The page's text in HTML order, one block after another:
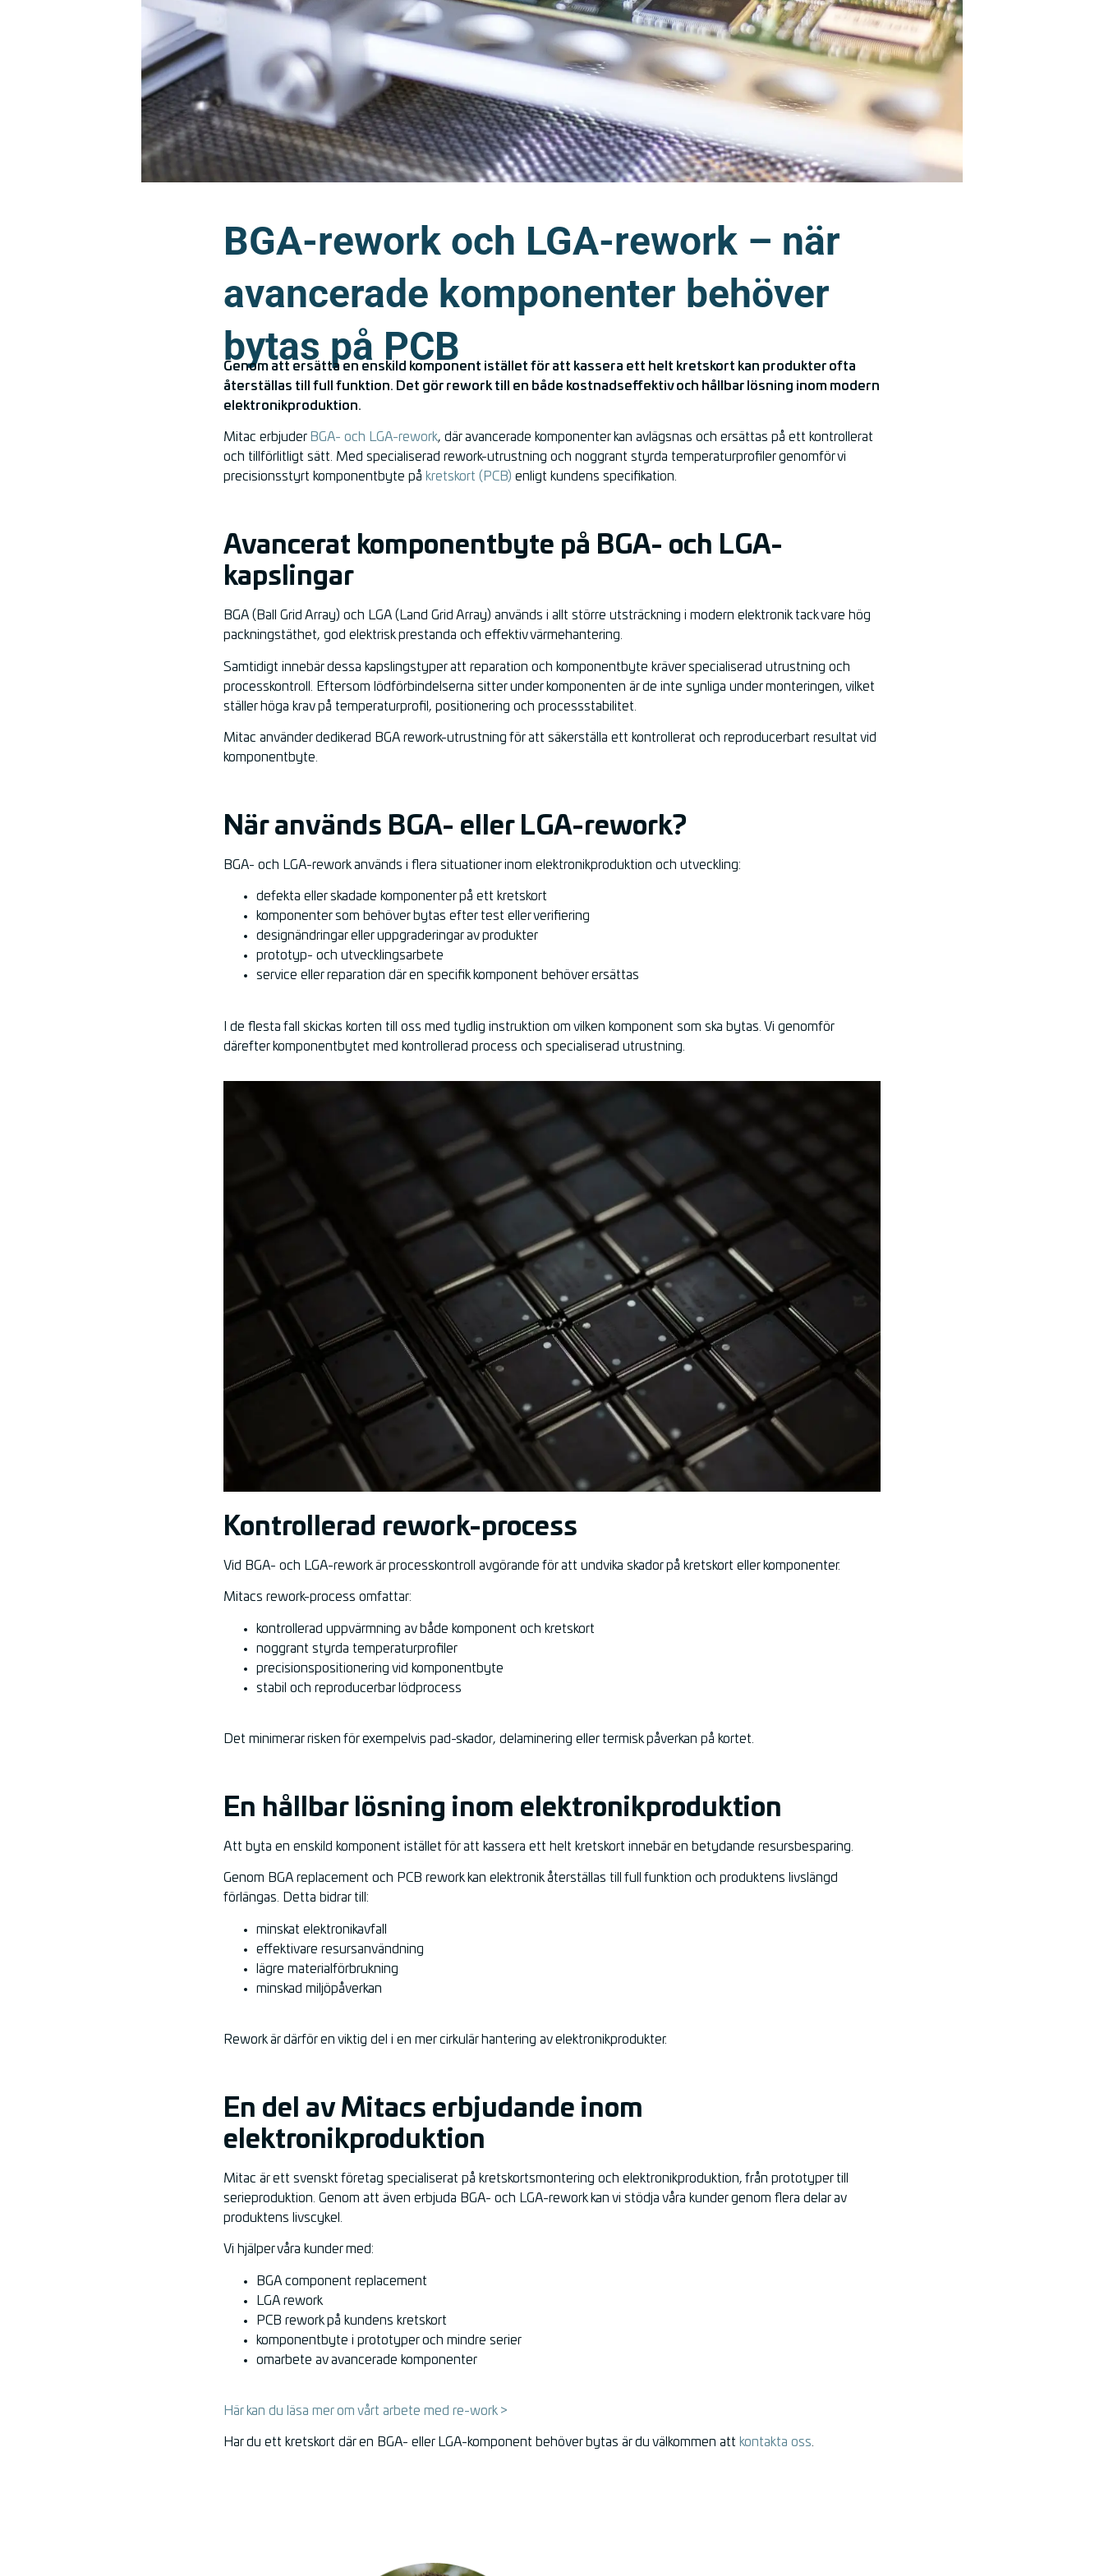
BGA-rework och LGA-rework – när
avancerade komponenter behöver
bytas på PCB
Genom att ersätta en enskild komponent istället för att kassera ett helt kretskort kan produkter ofta
återställas till full funktion. Det gör rework till en både kostnadseffektiv och hållbar lösning inom modern
elektronikproduktion.
Mitac erbjuder BGA- och LGA-rework, där avancerade komponenter kan avlägsnas och ersättas på ett kontrollerat
och tillförlitligt sätt. Med specialiserad rework-utrustning och noggrant styrda temperaturprofiler genomför vi
precisionsstyrt komponentbyte på kretskort (PCB) enligt kundens specifikation.
Avancerat komponentbyte på BGA- och LGA-
kapslingar
BGA (Ball Grid Array) och LGA (Land Grid Array) används i allt större utsträckning i modern elektronik tack vare hög
packningstäthet, god elektrisk prestanda och effektiv värmehantering.
Samtidigt innebär dessa kapslingstyper att reparation och komponentbyte kräver specialiserad utrustning och
processkontroll. Eftersom lödförbindelserna sitter under komponenten är de inte synliga under monteringen, vilket
ställer höga krav på temperaturprofil, positionering och processstabilitet.
Mitac använder dedikerad BGA rework-utrustning för att säkerställa ett kontrollerat och reproducerbart resultat vid
komponentbyte.
När används BGA- eller LGA-rework?
BGA- och LGA-rework används i flera situationer inom elektronikproduktion och utveckling:
defekta eller skadade komponenter på ett kretskort
komponenter som behöver bytas efter test eller verifiering
designändringar eller uppgraderingar av produkter
prototyp- och utvecklingsarbete
service eller reparation där en specifik komponent behöver ersättas
I de flesta fall skickas korten till oss med tydlig instruktion om vilken komponent som ska bytas. Vi genomför
därefter komponentbytet med kontrollerad process och specialiserad utrustning.
Kontrollerad rework-process
Vid BGA- och LGA-rework är processkontroll avgörande för att undvika skador på kretskort eller komponenter.
Mitacs rework-process omfattar:
kontrollerad uppvärmning av både komponent och kretskort
noggrant styrda temperaturprofiler
precisionspositionering vid komponentbyte
stabil och reproducerbar lödprocess
Det minimerar risken för exempelvis pad-skador, delaminering eller termisk påverkan på kortet.
En hållbar lösning inom elektronikproduktion
Att byta en enskild komponent istället för att kassera ett helt kretskort innebär en betydande resursbesparing.
Genom BGA replacement och PCB rework kan elektronik återställas till full funktion och produktens livslängd
förlängas. Detta bidrar till:
minskat elektronikavfall
effektivare resursanvändning
lägre materialförbrukning
minskad miljöpåverkan
Rework är därför en viktig del i en mer cirkulär hantering av elektronikprodukter.
En del av Mitacs erbjudande inom
elektronikproduktion
Mitac är ett svenskt företag specialiserat på kretskortsmontering och elektronikproduktion, från prototyper till
serieproduktion. Genom att även erbjuda BGA- och LGA-rework kan vi stödja våra kunder genom flera delar av
produktens livscykel.
Vi hjälper våra kunder med:
BGA component replacement
LGA rework
PCB rework på kundens kretskort
komponentbyte i prototyper och mindre serier
omarbete av avancerade komponenter
Här kan du läsa mer om vårt arbete med re-work >
Har du ett kretskort där en BGA- eller LGA-komponent behöver bytas är du välkommen att kontakta oss.